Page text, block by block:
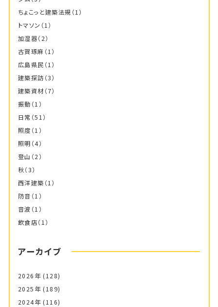
ちょこっと建築法規 （1）
トマソン （1）
加湿器（2）
古賀琢麻 （1）
広島県民 （1）
建築探訪 （3）
建築資材（7）
振動 （1）
日常 （51）
照度 （1）
照明 （4）
登山 （2）
秋（3）
西洋建築 （1）
防音 （1）
音波 （1）
飲食店（1）
アーカイブ
2026年 (128)
2025年 (189)
2024年 (116)